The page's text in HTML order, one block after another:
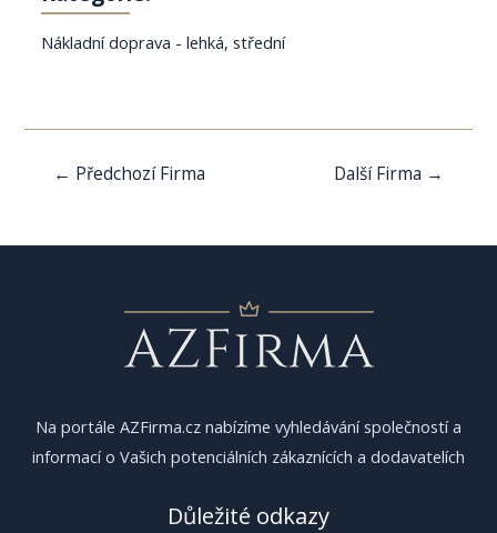
Nákladní doprava - lehká, střední
Navigace
← Předchozí Firma Další Firma →
Na portále AZFirma.cz nabízíme vyhledávání společností a
informací o Vašich potenciálních zákaznících a dodavatelích
Důležité odkazy